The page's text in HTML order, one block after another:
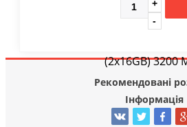
Рекомендовані
Інформація